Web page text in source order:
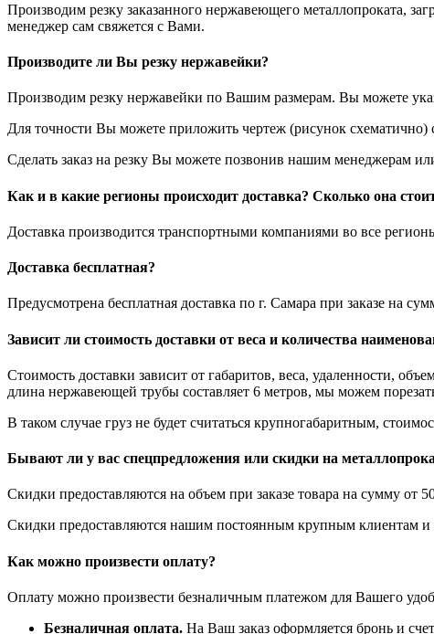
Производим резку заказанного нержавеющего металлопроката,
менеджер сам свяжется с Вами.
Производите ли Вы резку нержавейки?
Производим резку нержавейки по Вашим размерам. Вы можете
Для точности Вы можете приложить чертеж (рисунок схематично)
Сделать заказ на резку Вы можете позвонив нашим менеджерам
Как и в какие регионы происходит доставка? Сколько она
Доставка производится транспортными компаниями во все
Доставка бесплатная?
Предусмотрена бесплатная доставка по г. Самара при заказе на
Зависит ли стоимость доставки от веса и количества
Стоимость доставки зависит от габаритов, веса, удаленности,
длина нержавеющей трубы составляет 6 метров, мы можем
В таком случае груз не будет считаться крупногабаритным,
Бывают ли у вас спецпредложения или скидки на
Скидки предоставляются на объем при заказе товара на сумму от
Скидки предоставляются нашим постоянным крупным клиентам и
Как можно произвести оплату?
Оплату можно произвести безналичным платежом для Вашего
Безналичная оплата. На Ваш заказ оформляется бронь и